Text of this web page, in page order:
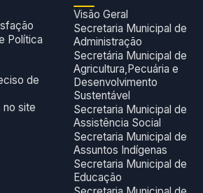
Política
de
no site
Visão Geral
Secretaria Municipal de
Administração
Secretária Municipal de
Agricultura,Pecuária e
Desenvolvimento
Sustentável
Secretaria Municipal de
Assistência Social
Secretaria Municipal de
Assuntos Indígenas
Secretaria Municipal de
Educação